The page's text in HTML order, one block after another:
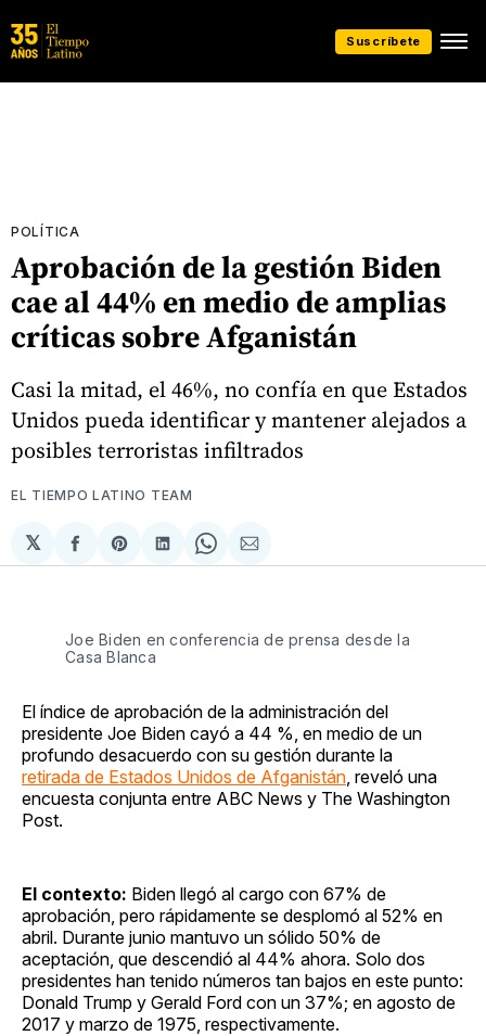
Suscríbete
POLÍTICA
Aprobación de la gestión Biden
cae al 44% en medio de amplias
críticas sobre Afganistán
Casi la mitad, el 46%, no confía en que Estados
Unidos pueda identificar y mantener alejados a
posibles terroristas infiltrados
EL TIEMPO LATINO TEAM
𝕏
Compartir
en
Share
on
Compartir
en
Share
on
Compartir
via
Joe Biden en conferencia de prensa desde la
Casa Blanca
El índice de aprobación de la administración del
presidente Joe Biden cayó a 44 %, en medio de un
profundo desacuerdo con su gestión durante la
retirada de Estados Unidos de Afganistán , reveló una
encuesta conjunta entre ABC News y The Washington
Post.
El contexto: Biden llegó al cargo con 67% de
aprobación, pero rápidamente se desplomó al 52% en
abril. Durante junio mantuvo un sólido 50% de
aceptación, que descendió al 44% ahora. Solo dos
presidentes han tenido números tan bajos en este punto:
Donald Trump y Gerald Ford con un 37%; en agosto de
2017 y marzo de 1975, respectivamente.